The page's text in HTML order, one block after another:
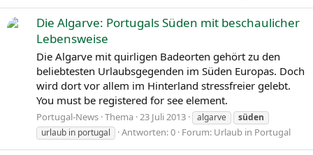
Die Algarve: Portugals Süden mit beschaulicher
Lebensweise
Die Algarve mit quirligen Badeorten gehört zu den
beliebtesten Urlaubsgegenden im Süden Europas. Doch
wird dort vor allem im Hinterland stressfreier gelebt.
You must be registered for see element.
Portugal-News Thema 23 Juli 2013 algarve
süden
urlaub in portugal
Antworten: 0 Forum: Urlaub in Portugal